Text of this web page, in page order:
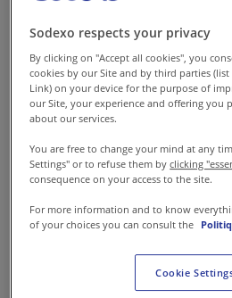
Rozenn Le Roux-
Formatrice en
consultante en
Loin d’être
pourrait
casser la
Sodexo respects your privacy
By clicking on "Accept all cookies", you
cookies by our Site and by third parties
Link) on your device for the purpose of
our Site, your experience and offering you
about our services.
You are free to change your mind at any
Settings" or to refuse them byclicking
consequence on your access to the site.
For more information and to know
of your choices you can consult the
Cookie